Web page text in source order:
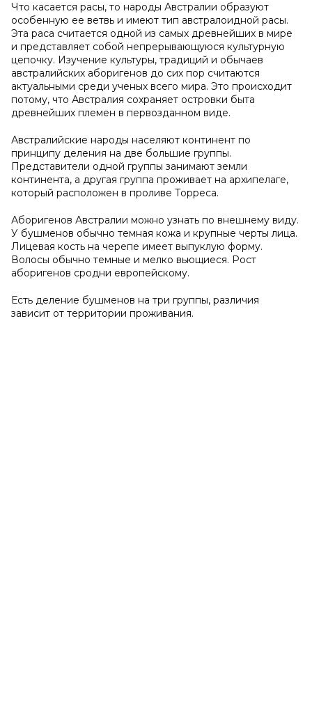
Что касается расы, то народы Австралии образуют
особенную ее ветвь и имеют тип австралоидной расы.
Эта раса считается одной из самых древнейших в мире
и представляет собой непрерывающуюся культурную
цепочку. Изучение культуры, традиций и обычаев
австралийских аборигенов до сих пор считаются
актуальными среди ученых всего мира. Это происходит
потому, что Австралия сохраняет островки быта
древнейших племен в первозданном виде.
Австралийские народы населяют континент по
принципу деления на две большие группы.
Представители одной группы занимают земли
континента, а другая группа проживает на архипелаге,
который расположен в проливе Торреса.
Аборигенов Австралии можно узнать по внешнему виду.
У бушменов обычно темная кожа и крупные черты лица.
Лицевая кость на черепе имеет выпуклую форму.
Волосы обычно темные и мелко вьющиеся. Рост
аборигенов сродни европейскому.
Есть деление бушменов на три группы, различия
зависит от территории проживания.